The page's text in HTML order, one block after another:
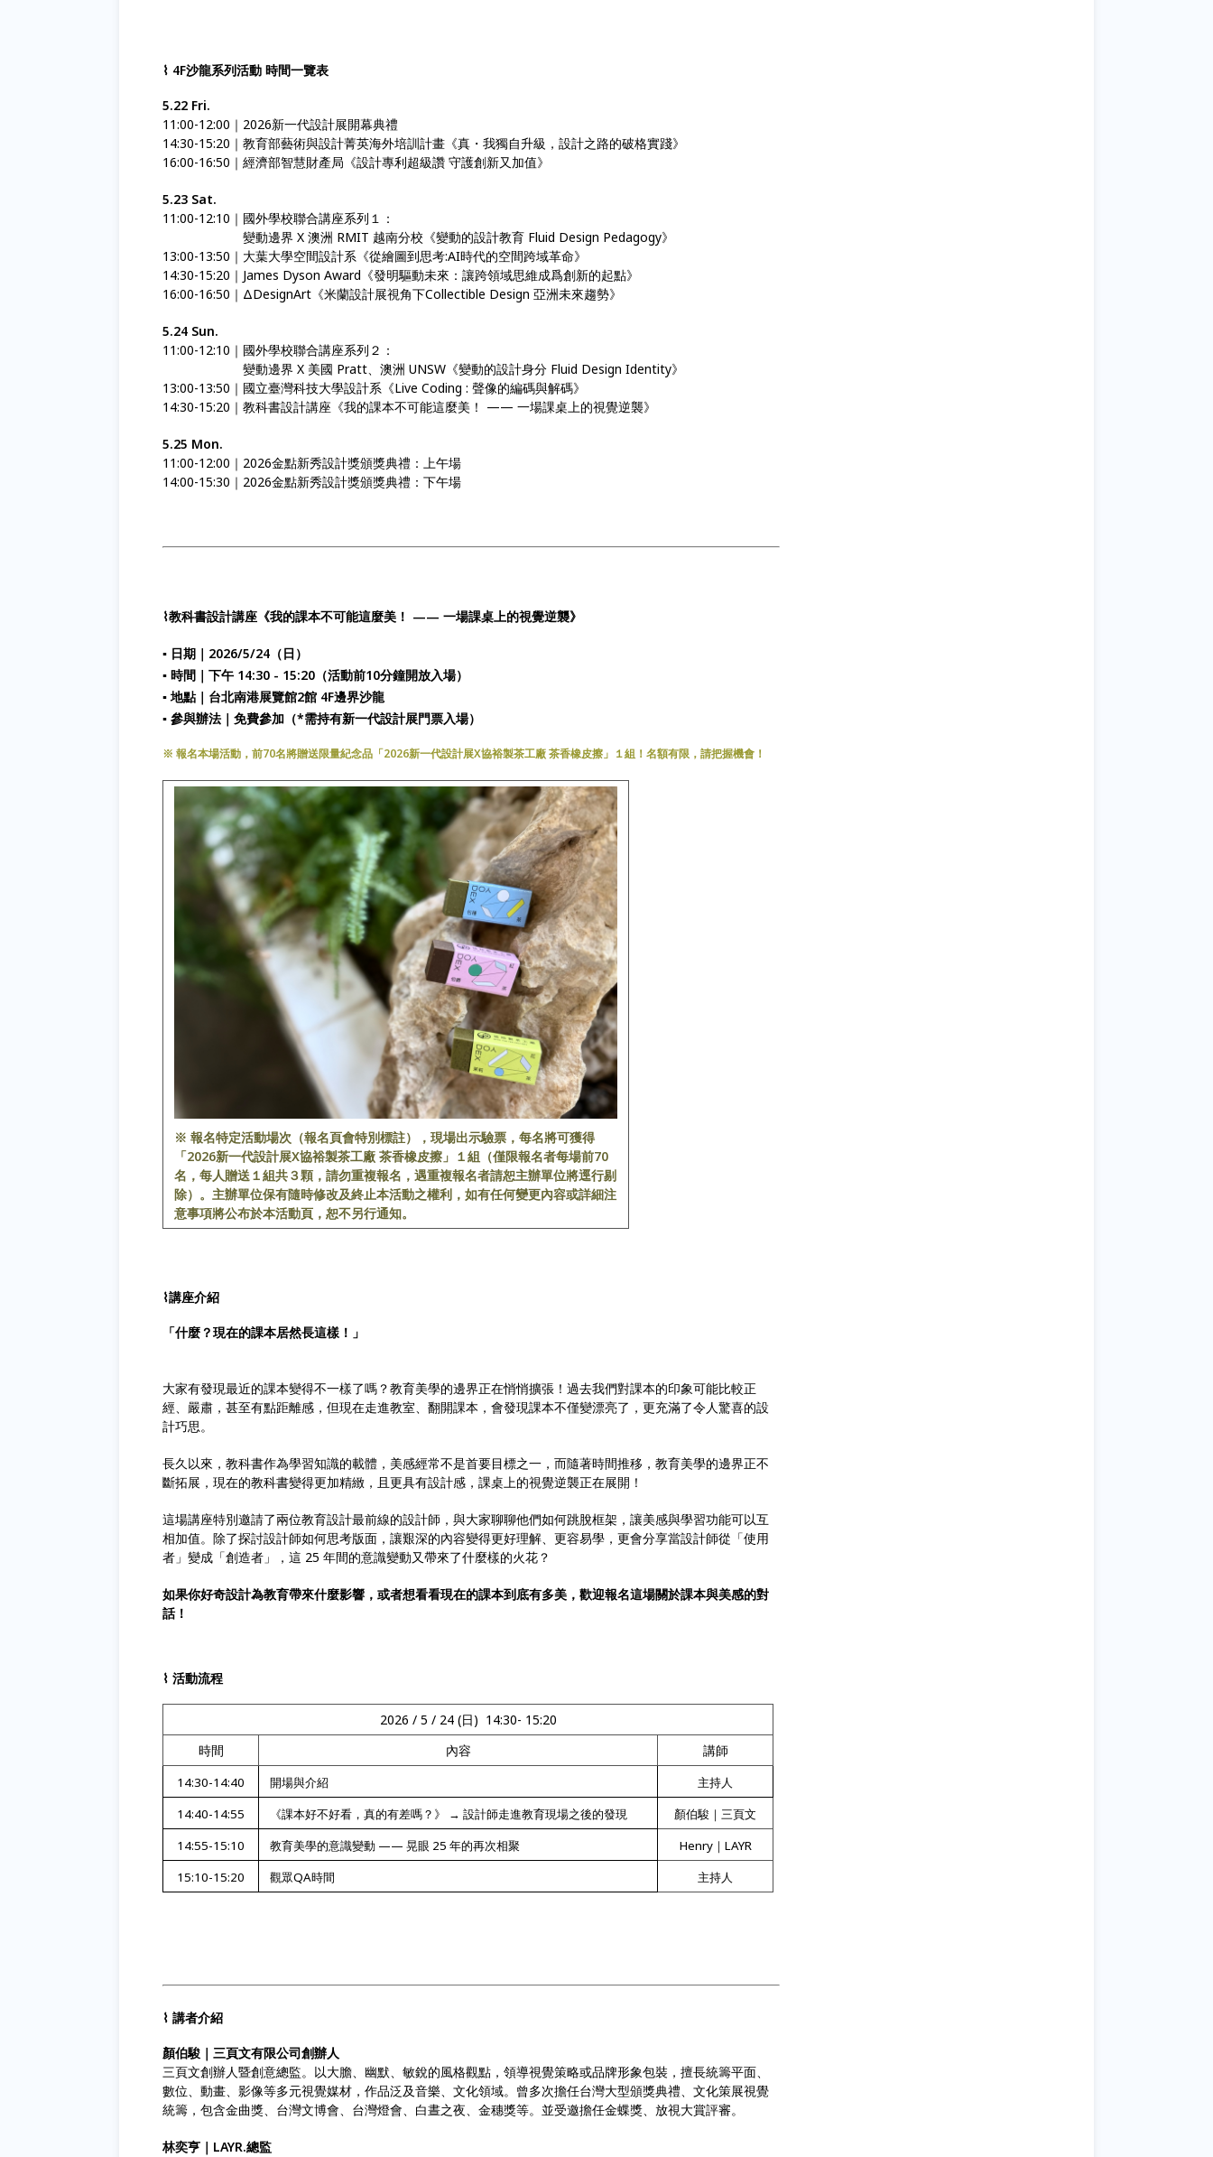
⌇ 4F沙龍系列活動 時間一覽表
5.22 Fri.
11:00-12:00｜2026新一代設計展開幕典禮
14:30-15:20｜教育部藝術與設計菁英海外培訓計畫《真・我獨自升級，設計之路的破格實踐》
16:00-16:50｜經濟部智慧財產局《設計專利超級讚 守護創新又加值》
5.23 Sat.
11:00-12:10｜國外學校聯合講座系列１：
變動邊界 X 澳洲 RMIT 越南分校《變動的設計教育 Fluid Design Pedagogy》
13:00-13:50｜大葉大學空間設計系《從繪圖到思考:AI時代的空間跨域革命》
14:30-15:20｜James Dyson Award《發明驅動未來：讓跨領域思維成爲創新的起點》
16:00-16:50｜ΔDesignArt《米蘭設計展視角下Collectible Design 亞洲未來趨勢》
5.24 Sun.
11:00-12:10｜國外學校聯合講座系列２：
變動邊界 X 美國 Pratt、澳洲 UNSW《變動的設計身分 Fluid Design Identity》
13:00-13:50｜國立臺灣科技大學設計系《Live Coding : 聲像的編碼與解碼》
14:30-15:20｜教科書設計講座《我的課本不可能這麼美！ —— 一場課桌上的視覺逆襲》
5.25 Mon.
11:00-12:00｜2026金點新秀設計獎頒獎典禮：上午場
14:00-15:30｜2026金點新秀設計獎頒獎典禮：下午場
⌇教科書設計講座《我的課本不可能這麼美！ —— 一場課桌上的視覺逆襲》
▪ 日期｜2026/5/24（日）
▪ 時間｜下午 14:30 - 15:20（活動前10分鐘開放入場）
▪ 地點｜台北南港展覽館2館 4F邊界沙龍
▪ 參與辦法｜免費參加（*需持有新一代設計展門票入場）
※ 報名本場活動，前70名將贈送限量紀念品「2026新一代設計展X協裕製茶工廠 茶香橡皮擦」１組！名額有限，請把握機會！
※ 報名特定活動場次（報名頁會特別標註），現場出示驗票，每名將可獲得
「2026新一代設計展X協裕製茶工廠 茶香橡皮擦」１組（僅限報名者每場前70
名，每人贈送１組共３顆，請勿重複報名，遇重複報名者請恕主辦單位將逕行剔
除）。主辦單位保有隨時修改及終止本活動之權利，如有任何變更內容或詳細注
意事項將公布於本活動頁，恕不另行通知。
⌇講座介紹
「什麼？現在的課本居然長這樣！」
大家有發現最近的課本變得不一樣了嗎？教育美學的邊界正在悄悄擴張！過去我們對課本的印象可能比較正
經、嚴肅，甚至有點距離感，但現在走進教室、翻開課本，會發現課本不僅變漂亮了，更充滿了令人驚喜的設
計巧思。
長久以來，教科書作為學習知識的載體，美感經常不是首要目標之一，而隨著時間推移，教育美學的邊界正不
斷拓展，現在的教科書變得更加精緻，且更具有設計感，課桌上的視覺逆襲正在展開！
這場講座特別邀請了兩位教育設計最前線的設計師，與大家聊聊他們如何跳脫框架，讓美感與學習功能可以互
相加值。除了探討設計師如何思考版面，讓艱深的內容變得更好理解、更容易學，更會分享當設計師從「使用
者」變成「創造者」，這 25 年間的意識變動又帶來了什麼樣的火花？
如果你好奇設計為教育帶來什麼影響，或者想看看現在的課本到底有多美，歡迎報名這場關於課本與美感的對
話！
⌇ 活動流程
2026 / 5 / 24 (日) 14:30- 15:20
時間
內容 講師
14:30-14:40 開場與介紹
主持人
14:40-14:55
《課本好不好看，真的有差嗎？》 → 設計師走進教育現場之後的發現
顏伯駿｜三頁文
14:55-15:10
教育美學的意識變動 —— 晃眼 25 年的再次相聚
Henry｜LAYR
15:10-15:20
觀眾QA時間 主持人
⌇ 講者介紹
顏伯駿｜三頁文有限公司創辦人
三頁文創辦人暨創意總監。以大膽、幽默、敏銳的風格觀點，領導視覺策略或品牌形象包裝，擅長統籌平面、
數位、動畫、影像等多元視覺媒材，作品泛及音樂、文化領域。曾多次擔任台灣大型頒獎典禮、文化策展視覺
統籌，包含金曲獎、台灣文博會、台灣燈會、白晝之夜、金穗獎等。並受邀擔任金蝶獎、放視大賞評審。
林奕亨｜LAYR.總監